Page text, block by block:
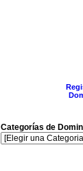
Categorías de